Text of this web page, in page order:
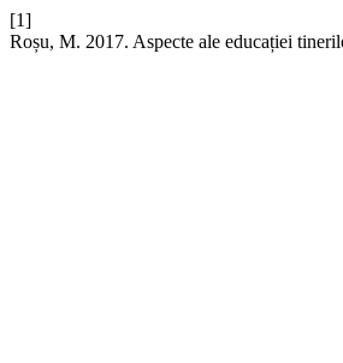
[1]
Roșu, M. 2017. Aspecte ale educației